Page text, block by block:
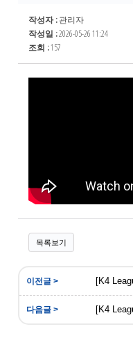
작성자 :관리자
작성일 :2026-05-26 11:24
조회 :157
목록보기
[K4